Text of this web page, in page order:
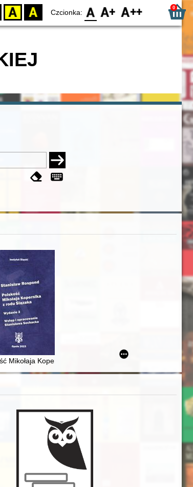
YB BY Czcionka: F0 F1 F2 0
poł. XIX w
wiecznej Rzeczypospolitej
Mikołaja Kopernika z rodu Ślązaka